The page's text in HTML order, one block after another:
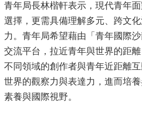
公
開
資
訊
網
站
導
覽
青年局長林楷軒表示，現代青年
選擇，更需具備理解多元、跨文
力。青年局希望藉由「青年國際
交流平台，拉近青年與世界的距離
不同領域的創作者與青年近距離
世界的觀察力與表達力，進而培
素養與國際視野。